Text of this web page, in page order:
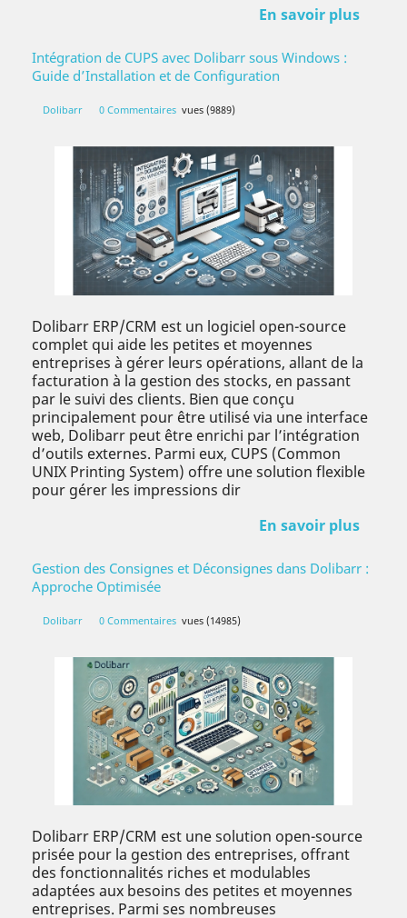
En savoir plus
Intégration de CUPS avec Dolibarr sous Windows :
Guide d’Installation et de Configuration
Dolibarr 0 Commentaires vues (9889)
Dolibarr ERP/CRM est un logiciel open-source
complet qui aide les petites et moyennes
entreprises à gérer leurs opérations, allant de la
facturation à la gestion des stocks, en passant
par le suivi des clients. Bien que conçu
principalement pour être utilisé via une interface
web, Dolibarr peut être enrichi par l’intégration
d’outils externes. Parmi eux, CUPS (Common
UNIX Printing System) offre une solution flexible
pour gérer les impressions dir
En savoir plus
Gestion des Consignes et Déconsignes dans Dolibarr :
Approche Optimisée
Dolibarr 0 Commentaires vues (14985)
Dolibarr ERP/CRM est une solution open-source
prisée pour la gestion des entreprises, offrant
des fonctionnalités riches et modulables
adaptées aux besoins des petites et moyennes
entreprises. Parmi ses nombreuses